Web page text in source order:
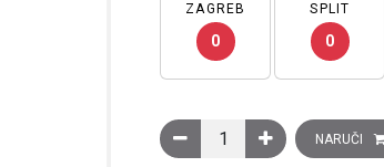
ZAGREB
0
SPLIT
0
Induktivni senzor XS6
NARUČI